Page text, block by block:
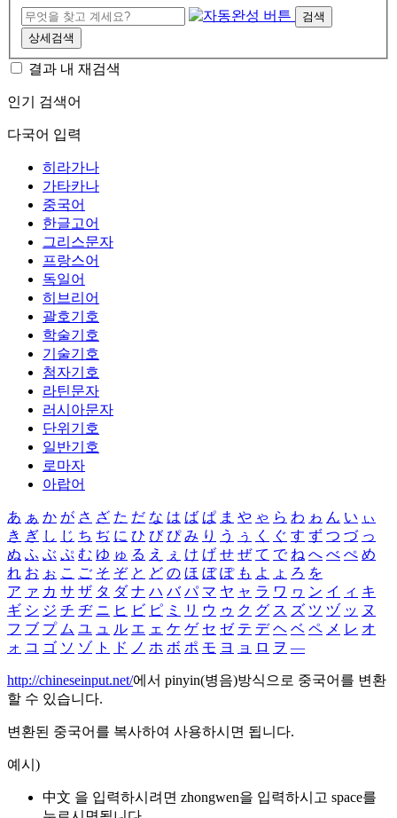
검색
상세검색
결과 내 재검색
인기 검색어
다국어 입력
히라가나
가타카나
중국어
한글고어
그리스문자
프랑스어
독일어
히브리어
괄호기호
학술기호
기술기호
첨자기호
라틴문자
러시아문자
단위기호
일반기호
로마자
아랍어
あ ぁ か が さ ざ た だ な は ば ぱ ま や ゃ ら わ ゎ ん い ぃ
き ぎ し じ ち ぢ に ひ び ぴ み り う ぅ く ぐ す ず つ づ っ
ぬ ふ ぶ ぷ む ゆ ゅ る え ぇ け げ せ ぜ て で ね へ べ ぺ め
れ お ぉ こ ご そ ぞ と ど の ほ ぼ ぽ も よ ょ ろ を
ア ァ カ サ ザ タ ダ ナ ハ バ パ マ ヤ ャ ラ ワ ヮ ン イ ィ キ
ギ シ ジ チ ヂ ニ ヒ ビ ピ ミ リ ウ ゥ ク グ ス ズ ツ ヅ ッ ヌ
フ ブ プ ム ユ ュ ル エ ェ ケ ゲ セ ゼ テ デ ヘ ベ ペ メ レ オ
ォ コ ゴ ソ ゾ ト ド ノ ホ ボ ポ モ ヨ ョ ロ ヲ ―
http://chineseinput.net/에서 pinyin(병음)방식으로 중국어를 변환
할 수 있습니다.
변환된 중국어를 복사하여 사용하시면 됩니다.
예시)
中文 을 입력하시려면 zhongwen을 입력하시고 space를